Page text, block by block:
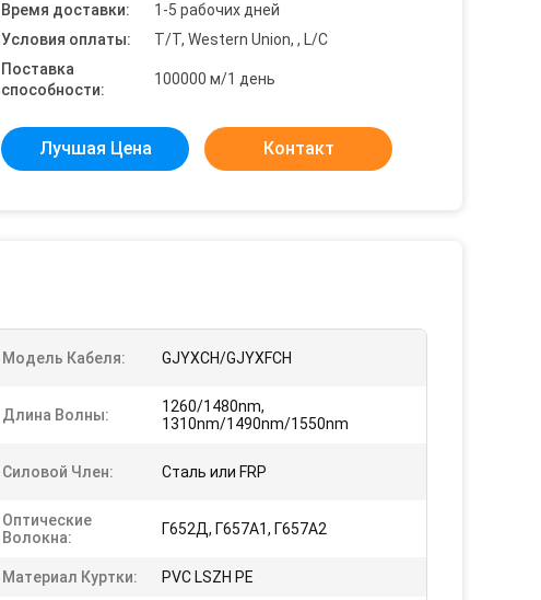
Время доставки:
1-5 рабочих дней
Условия оплаты:
T/T, Western Union, , L/C
Поставка
способности:
100000 м/1 день
Лучшая Цена Контакт
Модель Кабеля: GJYXCH/GJYXFCH
Длина Волны:
1260/1480nm,
1310nm/1490nm/1550nm
Силовой Член: Сталь или FRP
Оптические
Волокна:
Г652Д, Г657А1, Г657А2
Материал Куртки: PVC LSZH PE